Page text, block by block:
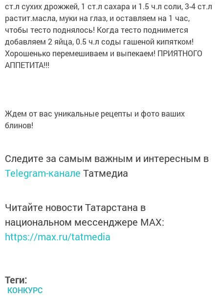
ст.л сухих дрожжей, 1 ст.л сахара и 1.5 ч.л соли, 3-4 ст.л
растит.масла, муки на глаз, и оставляем на 1 час,
чтобы тесто поднялось! Когда тесто поднимется
добавляем 2 яйца, 0.5 ч.л соды гашеной кипятком!
Хорошенько перемешиваем и выпекаем! ПРИЯТНОГО
АППЕТИТА!!!
Ждем от вас уникальные рецепты и фото ваших
блинов!
Следите за самым важным и интересным в
Telegram-канале Татмедиа
Читайте новости Татарстана в
национальном мессенджере MАХ:
https://max.ru/tatmedia
Теги:
КОНКУРС